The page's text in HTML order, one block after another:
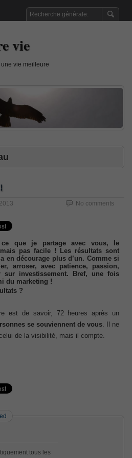
vie
vie meilleure
No comments
ce que je partage avec vous, le
pas facile ! Les résultats sont
en décourage plus d’un. Comme si
arroser, avec patience, passion,
sur investissement. Bref, une fois
du marketing !
?
est de savoir, 72 heures après un
se souviennent de vous . Il ne
de la visibilité, mais il compte.
tous les